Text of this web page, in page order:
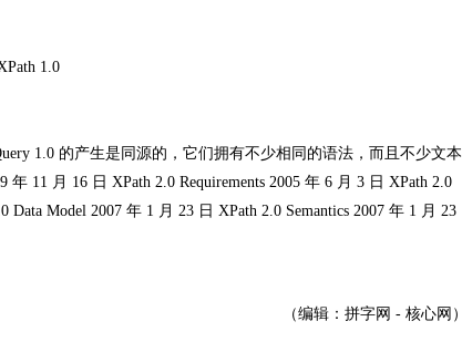
1.0
1.0 的产生是同源的，它们拥有不少相同的语法，而且不少文本
11 月 16 日 XPath 2.0 Requirements 2005 年 6 月 3 日 XPath 2.0
Model 2007 年 1 月 23 日 XPath 2.0 Semantics 2007 年 1 月 23
（编辑：拼字网 - 核心网）